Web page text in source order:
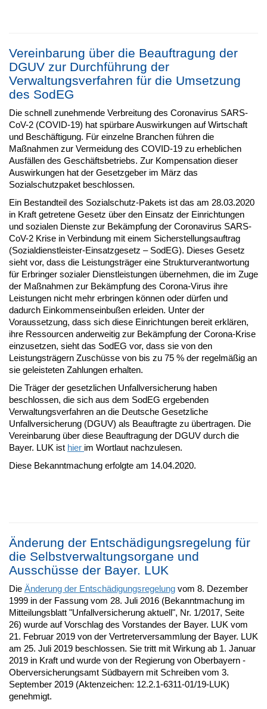
Vereinbarung über die Beauftragung der
DGUV zur Durchführung der
Verwaltungsverfahren für die Umsetzung
des SodEG
Die schnell zunehmende Verbreitung des Coronavirus SARS-
CoV-2 (COVID-19) hat spürbare Auswirkungen auf Wirtschaft
und Beschäftigung. Für einzelne Branchen führen die
Maßnahmen zur Vermeidung des COVID-19 zu erheblichen
Ausfällen des Geschäftsbetriebs. Zur Kompensation dieser
Auswirkungen hat der Gesetzgeber im März das
Sozialschutzpaket beschlossen.
Ein Bestandteil des Sozialschutz-Pakets ist das am 28.03.2020
in Kraft getretene Gesetz über den Einsatz der Einrichtungen
und sozialen Dienste zur Bekämpfung der Coronavirus SARS-
CoV-2 Krise in Verbindung mit einem Sicherstellungsauftrag
(Sozialdienstleister-Einsatzgesetz – SodEG). Dieses Gesetz
sieht vor, dass die Leistungsträger eine Strukturverantwortung
für Erbringer sozialer Dienstleistungen übernehmen, die im Zuge
der Maßnahmen zur Bekämpfung des Corona-Virus ihre
Leistungen nicht mehr erbringen können oder dürfen und
dadurch Einkommenseinbußen erleiden. Unter der
Voraussetzung, dass sich diese Einrichtungen bereit erklären,
ihre Ressourcen anderweitig zur Bekämpfung der Corona-Krise
einzusetzen, sieht das SodEG vor, dass sie von den
Leistungsträgern Zuschüsse von bis zu 75 % der regelmäßig an
sie geleisteten Zahlungen erhalten.
Die Träger der gesetzlichen Unfallversicherung haben
beschlossen, die sich aus dem SodEG ergebenden
Verwaltungsverfahren an die Deutsche Gesetzliche
Unfallversicherung (DGUV) als Beauftragte zu übertragen. Die
Vereinbarung über diese Beauftragung der DGUV durch die
Bayer. LUK ist hier im Wortlaut nachzulesen.
Diese Bekanntmachung erfolgte am 14.04.2020.
Änderung der Entschädigungsregelung für
die Selbstverwaltungsorgane und
Ausschüsse der Bayer. LUK
Die Änderung der Entschädigungsregelung vom 8. Dezember
1999 in der Fassung vom 28. Juli 2016 (Bekanntmachung im
Mitteilungsblatt "Unfallversicherung aktuell", Nr. 1/2017, Seite
26) wurde auf Vorschlag des Vorstandes der Bayer. LUK vom
21. Februar 2019 von der Vertreterversammlung der Bayer. LUK
am 25. Juli 2019 beschlossen. Sie tritt mit Wirkung ab 1. Januar
2019 in Kraft und wurde von der Regierung von Oberbayern -
Oberversicherungsamt Südbayern mit Schreiben vom 3.
September 2019 (Aktenzeichen: 12.2.1-6311-01/19-LUK)
genehmigt.